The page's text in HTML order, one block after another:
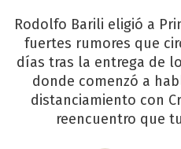
Rodolfo Barili eligió a
fuertes rumores que
días tras la entrega de
donde comenzó a
distanciamiento con
reencuentro que